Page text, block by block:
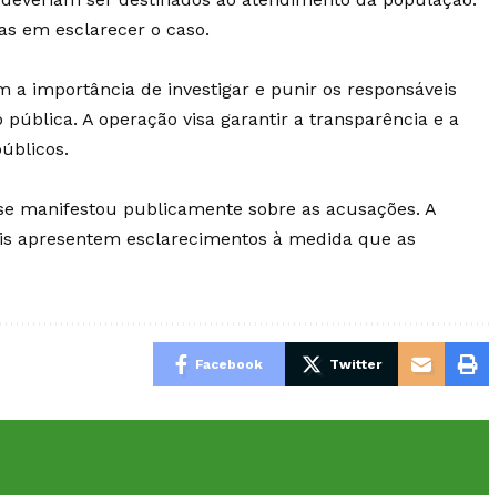
em esclarecer o caso.
a importância de investigar e punir os responsáveis
A operação visa garantir a transparência e a
manifestou publicamente sobre as acusações. A
apresentem esclarecimentos à medida que as
Facebook Twitter